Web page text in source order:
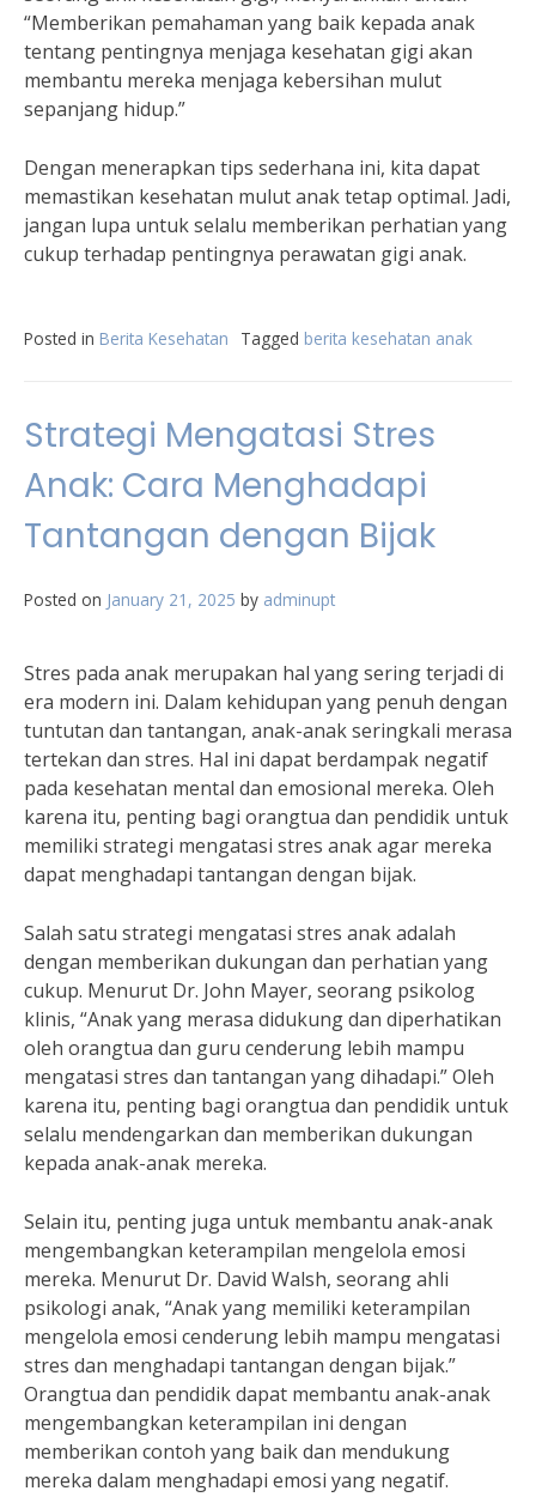
“Memberikan pemahaman yang baik kepada anak
tentang pentingnya menjaga kesehatan gigi akan
membantu mereka menjaga kebersihan mulut
sepanjang hidup.”
Dengan menerapkan tips sederhana ini, kita dapat
memastikan kesehatan mulut anak tetap optimal. Jadi,
jangan lupa untuk selalu memberikan perhatian yang
cukup terhadap pentingnya perawatan gigi anak.
Posted in Berita Kesehatan Tagged berita kesehatan anak
Strategi Mengatasi Stres
Anak: Cara Menghadapi
Tantangan dengan Bijak
Posted on January 21, 2025 by adminupt
Stres pada anak merupakan hal yang sering terjadi di
era modern ini. Dalam kehidupan yang penuh dengan
tuntutan dan tantangan, anak-anak seringkali merasa
tertekan dan stres. Hal ini dapat berdampak negatif
pada kesehatan mental dan emosional mereka. Oleh
karena itu, penting bagi orangtua dan pendidik untuk
memiliki strategi mengatasi stres anak agar mereka
dapat menghadapi tantangan dengan bijak.
Salah satu strategi mengatasi stres anak adalah
dengan memberikan dukungan dan perhatian yang
cukup. Menurut Dr. John Mayer, seorang psikolog
klinis, “Anak yang merasa didukung dan diperhatikan
oleh orangtua dan guru cenderung lebih mampu
mengatasi stres dan tantangan yang dihadapi.” Oleh
karena itu, penting bagi orangtua dan pendidik untuk
selalu mendengarkan dan memberikan dukungan
kepada anak-anak mereka.
Selain itu, penting juga untuk membantu anak-anak
mengembangkan keterampilan mengelola emosi
mereka. Menurut Dr. David Walsh, seorang ahli
psikologi anak, “Anak yang memiliki keterampilan
mengelola emosi cenderung lebih mampu mengatasi
stres dan menghadapi tantangan dengan bijak.”
Orangtua dan pendidik dapat membantu anak-anak
mengembangkan keterampilan ini dengan
memberikan contoh yang baik dan mendukung
mereka dalam menghadapi emosi yang negatif.